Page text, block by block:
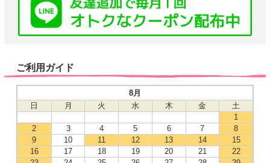
ご利用ガイド
8月
日
月 火 水 木 金
土
1
2
3 4 5 6 7
8
9
10 11 12 13 14
15
16
17 18 19 20 21
22